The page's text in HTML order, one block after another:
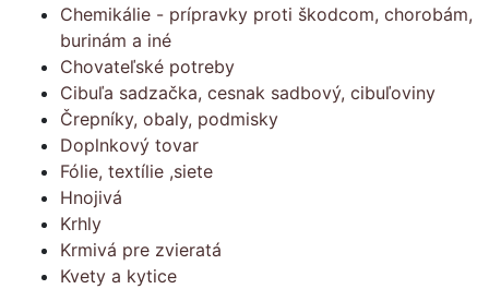
Chemikálie - prípravky proti škodcom, chorobám,
burinám a iné
Chovateľské potreby
Cibuľa sadzačka, cesnak sadbový, cibuľoviny
Črepníky, obaly, podmisky
Doplnkový tovar
Fólie, textílie ,siete
Hnojivá
Krhly
Krmivá pre zvieratá
Kvety a kytice